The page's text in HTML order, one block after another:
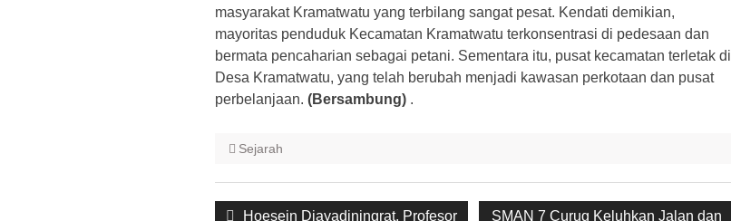
masyarakat Kramatwatu yang terbilang sangat pesat. Kendati demikian,
mayoritas penduduk Kecamatan Kramatwatu terkonsentrasi di pedesaan dan
bermata pencaharian sebagai petani. Sementara itu, pusat kecamatan terletak di
Desa Kramatwatu, yang telah berubah menjadi kawasan perkotaan dan pusat
perbelanjaan. (Bersambung) .
Sejarah
Post
Previous
Hoesein Djayadiningrat, Profesor
Next
SMAN 7 Curug Keluhkan Jalan dan